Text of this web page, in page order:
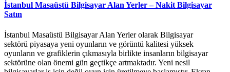
İstanbul Masaüstü Bilgisayar Alan Yerler – Nakit Bilgisayar
Satın
İstanbul Masaüstü Bilgisayar Alan Yerler olarak Bilgisayar
sektörü piyasaya yeni oyunların ve görüntü kalitesi yüksek
oyunların ve grafiklerin çıkmasıyla birlikte insanların bilgisayar
sektörüne olan önemi gün geçtikçe artmaktadır. Yeni nesil